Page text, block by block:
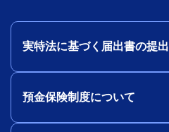
実特法に基づく届出書の提出
預金保険制度について